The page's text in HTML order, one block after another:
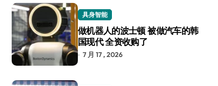
具身智能
做机器人的波士顿 被做汽车的韩
国现代 全资收购了
7 月 17 , 2026